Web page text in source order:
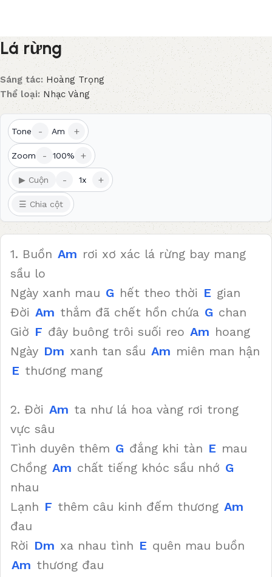
Lá rừng
Sáng tác: Hoàng Trọng
Thể loại: Nhạc Vàng
Tone - Am +
Zoom - 100% +
▶ Cuộn - 1x +
☰ Chia cột
1. Buồn Am rơi xơ xác lá rừng bay mang
sầu lo
Ngày xanh mau G hết theo thời E gian
Đời Am thắm đã chết hồn chứa G chan
Giờ F đây buông trôi suối reo Am hoang
Ngày Dm xanh tan sầu Am miên man hận
E thương mang
2. Đời Am ta như lá hoa vàng rơi trong
vực sâu
Tình duyên thêm G đắng khi tàn E mau
Chồng Am chất tiếng khóc sầu nhớ G
nhau
Lạnh F thêm câu kinh đếm thương Am
đau
Rời Dm xa nhau tình E quên mau buồn
Am thương đau